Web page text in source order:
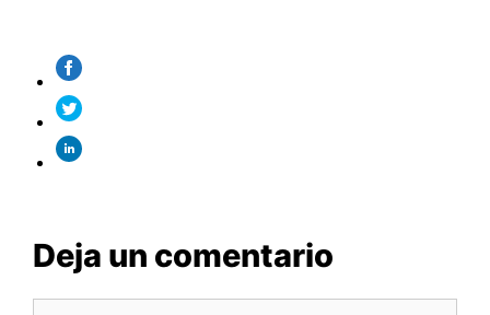
Deja un comentario